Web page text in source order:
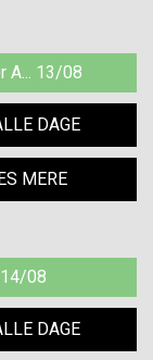
A... 13/08
DAGE
MERE
14/08
DAGE